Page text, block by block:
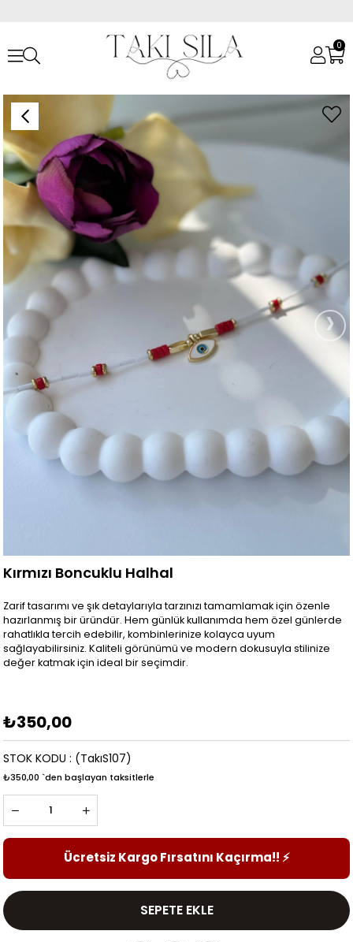
0
Kırmızı Boncuklu Halhal
›
Kırmızı Boncuklu Halhal
Zarif tasarımı ve şık detaylarıyla tarzınızı tamamlamak için özenle
hazırlanmış bir üründür. Hem günlük kullanımda hem özel günlerde
rahatlıkla tercih edebilir, kombinlerinize kolayca uyum
sağlayabilirsiniz. Kaliteli görünümü ve modern dokusuyla stilinize
değer katmak için ideal bir seçimdir.
₺350,00
(TakıS107)
STOK KODU
₺350,00 `den başlayan taksitlerle
Ücretsiz Kargo Fırsatını Kaçırma!!⚡